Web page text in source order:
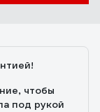
чтобы
под рукой